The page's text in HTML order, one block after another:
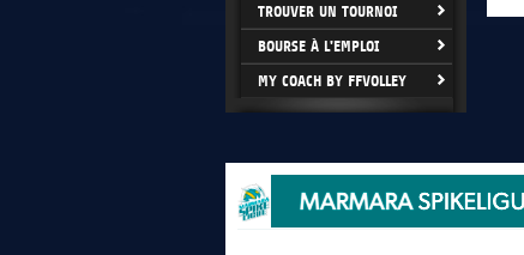
TROUVER UN TOURNOI
BOURSE À L'EMPLOI
MY COACH BY FFVOLLEY